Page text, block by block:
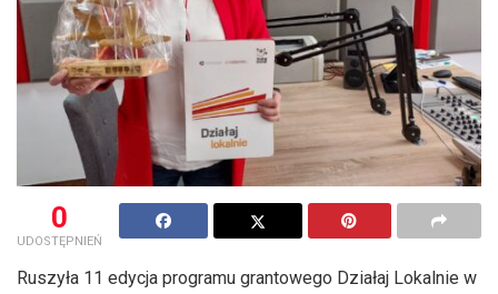
0
UDOSTĘPNIEŃ
Ruszyła 11 edycja programu grantowego Działaj Lokalnie w